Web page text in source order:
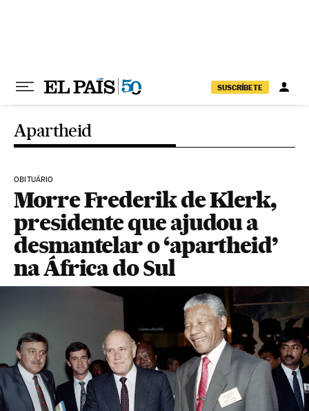
SUSCRÍBETE
Apartheid
OBITUÁRIO
Morre Frederik de Klerk,
presidente que ajudou a
desmantelar o ‘apartheid’
na África do Sul